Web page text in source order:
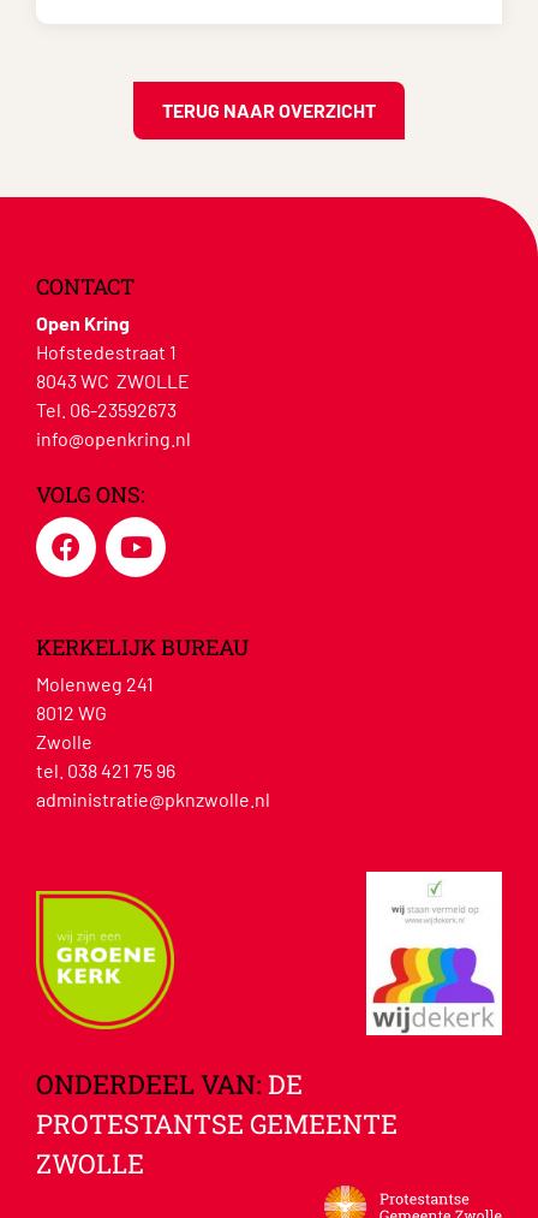
TERUG NAAR OVERZICHT
CONTACT
Open Kring
Hofstedestraat 1
8043 WC ZWOLLE
Tel. 06-23592673
info@openkring.nl
VOLG ONS:
KERKELIJK BUREAU
Molenweg 241
8012 WG
Zwolle
tel. 038 421 75 96
administratie@pknzwolle.nl
ONDERDEEL VAN: DE
PROTESTANTSE GEMEENTE
ZWOLLE